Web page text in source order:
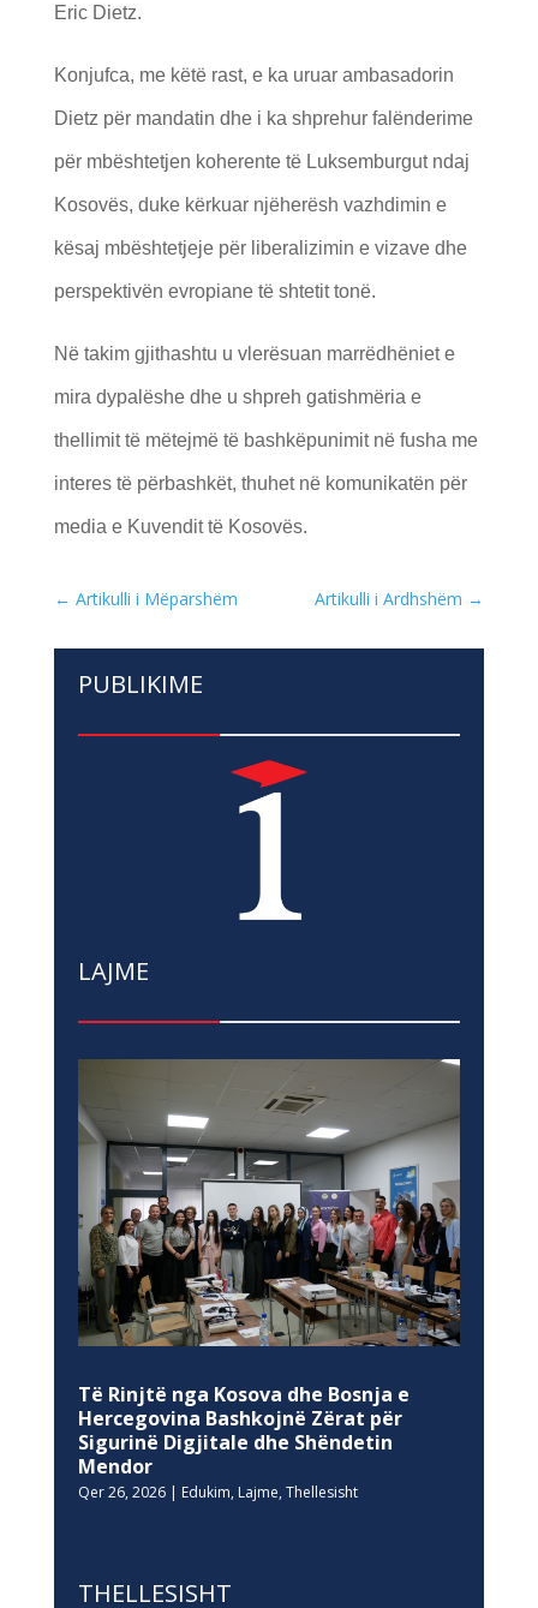
Eric Dietz.
Konjufca, me këtë rast, e ka uruar ambasadorin
Dietz për mandatin dhe i ka shprehur falënderime
për mbështetjen koherente të Luksemburgut ndaj
Kosovës, duke kërkuar njëherësh vazhdimin e
kësaj mbështetjeje për liberalizimin e vizave dhe
perspektivën evropiane të shtetit tonë.
Në takim gjithashtu u vlerësuan marrëdhëniet e
mira dypalëshe dhe u shpreh gatishmëria e
thellimit të mëtejmë të bashkëpunimit në fusha me
interes të përbashkët, thuhet në komunikatën për
media e Kuvendit të Kosovës.
← Artikulli i Mëparshëm Artikulli i Ardhshëm →
PUBLIKIME
LAJME
Të Rinjtë nga Kosova dhe Bosnja e
Hercegovina Bashkojnë Zërat për
Sigurinë Digjitale dhe Shëndetin
Mendor
Qer 26, 2026| Edukim, Lajme, Thellesisht
THELLESISHT